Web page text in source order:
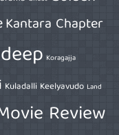
Kantara Chapter
Koragajja
Kuladalli Keelyavudo Land
Review